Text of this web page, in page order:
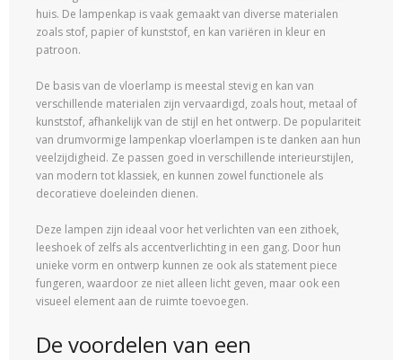
huis. De lampenkap is vaak gemaakt van diverse materialen
zoals stof, papier of kunststof, en kan variëren in kleur en
patroon.
De basis van de vloerlamp is meestal stevig en kan van
verschillende materialen zijn vervaardigd, zoals hout, metaal of
kunststof, afhankelijk van de stijl en het ontwerp. De populariteit
van drumvormige lampenkap vloerlampen is te danken aan hun
veelzijdigheid. Ze passen goed in verschillende interieurstijlen,
van modern tot klassiek, en kunnen zowel functionele als
decoratieve doeleinden dienen.
Deze lampen zijn ideaal voor het verlichten van een zithoek,
leeshoek of zelfs als accentverlichting in een gang. Door hun
unieke vorm en ontwerp kunnen ze ook als statement piece
fungeren, waardoor ze niet alleen licht geven, maar ook een
visueel element aan de ruimte toevoegen.
De voordelen van een